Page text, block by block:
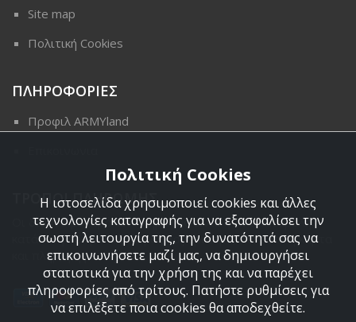
Site map
Πολιτική Cookies
ΠΛΗΡΟΦΟΡΙΕΣ
Προφιλ ARMYland
ΤΡΟΠΟΙ ΠΛΗΡΩΜΗΣ
Οι διαθέσιμοι τρόποι πληρωμής είναι η Αντικαταβολή,
κατάθεση σε τραπεζικό μας λογαριασμό, πιστωτική κάρτα
και πληρωμή με PayPal.
Πολιτική Cookies
Η ιστοσελίδα χρησιμοποιεί cookies και άλλες
τεχνολογίες καταγραφής για να εξασφαλίσει την
σωστή λειτουργία της, την δυνατότητά σας να
επικοινωνήσετε μαζί μας, να δημιουργήσει
στατιστικά για την χρήση της και να παρέχει
πληροφορίες από τρίτους. Πατήστε ρυθμίσεις για
να επιλέξετε ποια cookies θα αποδεχθείτε.